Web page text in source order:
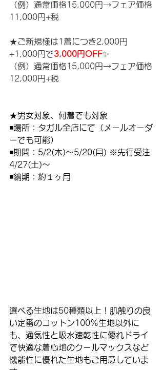
（例）通常価格15,000円→フェア価格
11,000円+税
★ご新規様は1着につき2,000円
+1,000円で3,000円OFF✨
（例）通常価格15,000円→フェア価格
12,000円+税
★男女対象、何着でも対象
◾️場所：タガル全店にて（メールオーダ
ーでも可能）
◾️期間：5/2(木)〜5/20(月) ※先行受注
4/27(土)〜
◾️納期：約１ヶ月
選べる生地は50種類以上！肌触りの良
い定番のコットン100%生地以外に
も、通気性と吸水速乾性に優れドライ
で快適な着心地のクールマックスなど
機能性に優れた生地もご用意していま